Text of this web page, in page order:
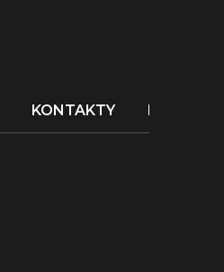
KONTAKTY